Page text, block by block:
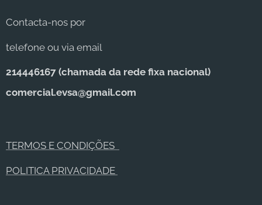
Contacta-nos por
telefone ou via email
214446167 (chamada da rede fixa nacional)
comercial.evsa@gmail.com
TERMOS E CONDIÇÕES
POLITICA PRIVACIDADE